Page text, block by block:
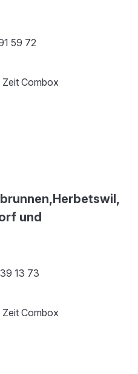
59 72
Combox
und
13 73
Combox